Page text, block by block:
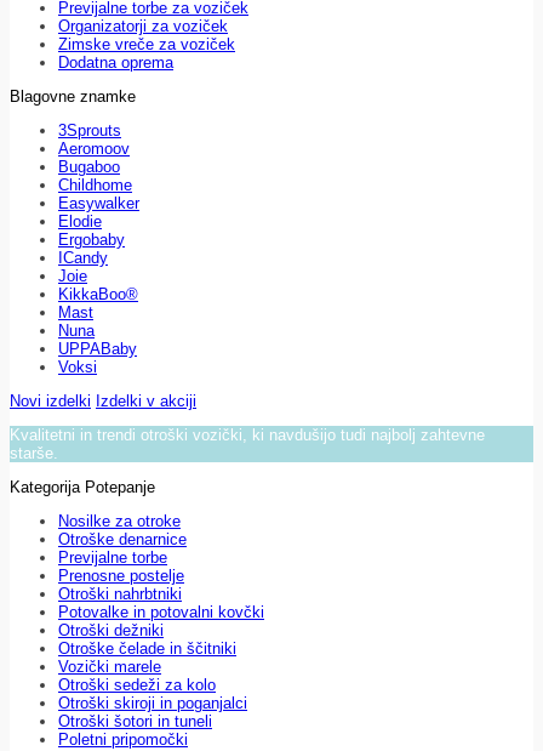
Previjalne torbe za voziček
Organizatorji za voziček
Zimske vreče za voziček
Dodatna oprema
Blagovne znamke
3Sprouts
Aeromoov
Bugaboo
Childhome
Easywalker
Elodie
Ergobaby
ICandy
Joie
KikkaBoo®
Mast
Nuna
UPPABaby
Voksi
Novi izdelki Izdelki v akciji
Kvalitetni in trendi otroški vozički, ki navdušijo tudi najbolj zahtevne
starše.
Kategorija Potepanje
Nosilke za otroke
Otroške denarnice
Previjalne torbe
Prenosne postelje
Otroški nahrbtniki
Potovalke in potovalni kovčki
Otroški dežniki
Otroške čelade in ščitniki
Vozički marele
Otroški sedeži za kolo
Otroški skiroji in poganjalci
Otroški šotori in tuneli
Poletni pripomočki